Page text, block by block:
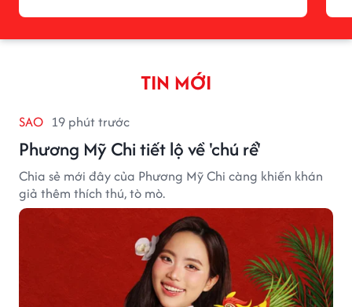
TIN MỚI
SAO 19 phút trước
Phương Mỹ Chi tiết lộ về 'chú rể'
Chia sẻ mới đây của Phương Mỹ Chi càng khiến khán
giả thêm thích thú, tò mò.